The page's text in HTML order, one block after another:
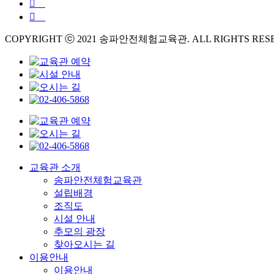
COPYRIGHT ⓒ 2021 송파안전체험교육관. ALL RIGHTS
교육관 소개
송파안전체험교육관
설립배경
조직도
시설 안내
추모의 광장
찾아오시는 길
이용안내
이용안내